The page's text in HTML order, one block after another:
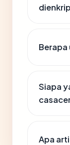
Berapa
Siapa
Apa